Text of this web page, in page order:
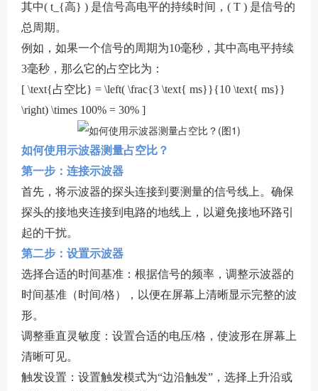
其中( t_{高} ) 是信号高电平的持续时间，( T ) 是信号的
总周期。
例如，如果一个信号的周期为10毫秒，其中高电平持续
3毫秒，那么它的占空比为：
[ \text{占空比} = \left( \frac{3 \text{ ms}}{10 \text{ ms}}
\right) \times 100% = 30% ]
如何使用示波器测量占空比？
第一步：连接示波器
首先，将示波器的探头连接到要测量的信号线上。确保
探头的接地夹连接到电路的地线上，以避免接地环路引
起的干扰。
第二步：设置示波器
选择合适的时间基准：根据信号的频率，调整示波器的
时间基准（时间/格），以便在屏幕上清晰显示完整的波
形。
调整垂直灵敏度：设置合适的电压/格，使波形在屏幕上
清晰可见。
触发设置：设置触发模式为“边沿触发”，选择上升沿或